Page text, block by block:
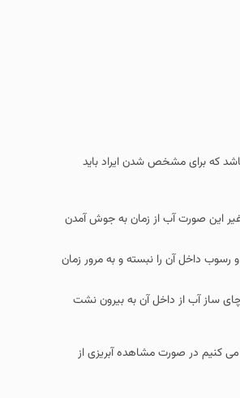
که برای مشخص شدن ایراد باید
این صورت آب از زمان به جوش آمدن
داخل آن را نبسته و به مرور زمان
ساز آب از داخل آن به بیرون نشت
می کنیم در صورت مشاهده آبریزی از